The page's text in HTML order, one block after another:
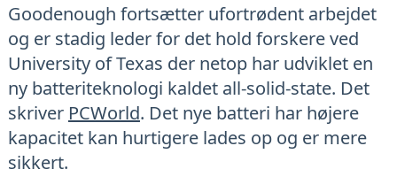
Goodenough fortsætter ufortrødent arbejdet
og er stadig leder for det hold forskere ved
University of Texas der netop har udviklet en
ny batteriteknologi kaldet all-solid-state. Det
skriver PCWorld. Det nye batteri har højere
kapacitet kan hurtigere lades op og er mere
sikkert.